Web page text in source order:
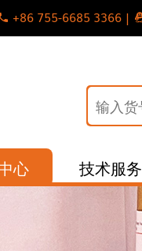
+86 755-6685 3366 |
心 技术服务